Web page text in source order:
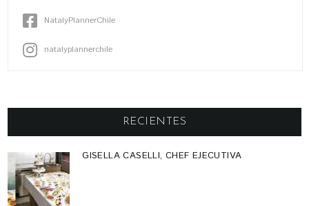
NatalyPlannerChile
natalyplannerchile
RECIENTES
GISELLA CASELLI, CHEF EJECUTIVA